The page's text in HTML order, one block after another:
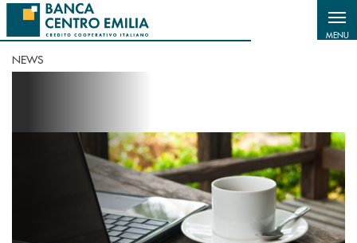
Salta al contenuto principale
MENU
NEWS